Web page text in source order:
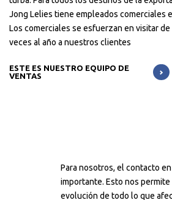
Jong Lelies tiene empleados comerciales
Los comerciales se esfuerzan en visitar de
veces al año a nuestros clientes
ESTE ES NUESTRO EQUIPO DE
VENTAS
Para nosotros, el contacto
importante. Esto nos permite
evolución de todo lo que